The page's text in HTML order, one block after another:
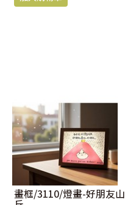
畫框/3110/燈畫-好朋友山